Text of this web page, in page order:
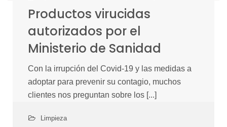
Productos virucidas
autorizados por el
Ministerio de Sanidad
Con la irrupción del Covid-19 y las medidas a
adoptar para prevenir su contagio, muchos
clientes nos preguntan sobre los [...]
Limpieza